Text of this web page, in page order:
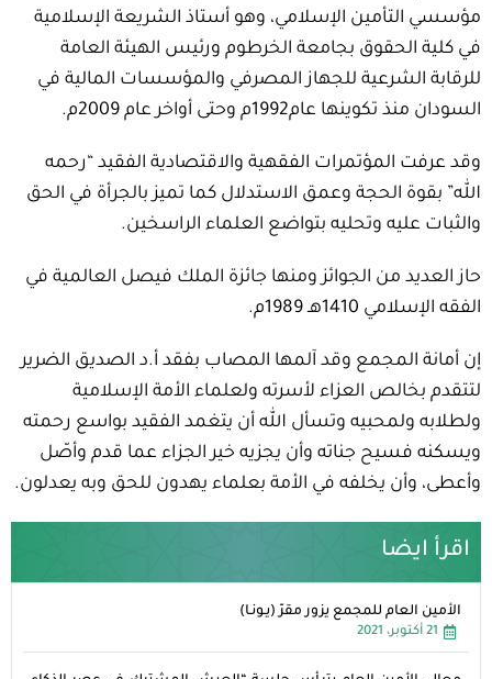
مؤسسي التأمين الإسلامي، وهو أستاذ الشريعة الإسلامية
في كلية الحقوق بجامعة الخرطوم ورئيس الهيئة العامة
للرقابة الشرعية للجهاز المصرفي والمؤسسات المالية في
السودان منذ تكوينها عام1992م وحتى أواخر عام 2009م.
وقد عرفت المؤتمرات الفقهية والاقتصادية الفقيد “رحمه
الله” بقوة الحجة وعمق الاستدلال كما تميز بالجرأة في الحق
والثبات عليه وتحليه بتواضع العلماء الراسخين.
حاز العديد من الجوائز ومنها جائزة الملك فيصل العالمية في
الفقه الإسلامي 1410هـ 1989م.
إن أمانة المجمع وقد آلمها المصاب بفقد أ.د الصديق الضرير
لتتقدم بخالص العزاء لأسرته ولعلماء الأمة الإسلامية
ولطلابه ولمحبيه وتسأل الله أن يتغمد الفقيد بواسع رحمته
ويسكنه فسيح جناته وأن يجزيه خير الجزاء عما قدم وأصّل
وأعطى، وأن يخلفه في الأمة بعلماء يهدون للحق وبه يعدلون.
اقرأ ايضا
الأمين العام للمجمع يزور مقرّ (يـونـا)
21 أكتوبر، 2021